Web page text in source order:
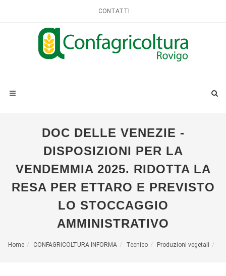
CONTATTI
DOC DELLE VENEZIE -
DISPOSIZIONI PER LA
VENDEMMIA 2025. RIDOTTA LA
RESA PER ETTARO E PREVISTO
LO STOCCAGGIO
AMMINISTRATIVO
Home CONFAGRICOLTURA INFORMA Tecnico Produzioni vegetali